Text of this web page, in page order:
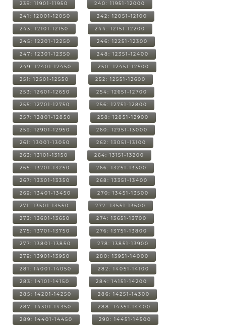
239: 11901-11950 240: 11951-12000
241: 12001-12050 242: 12051-12100
243: 12101-12150 244: 12151-12200
245: 12201-12250 246: 12251-12300
247: 12301-12350 248: 12351-12400
249: 12401-12450 250: 12451-12500
251: 12501-12550 252: 12551-12600
253: 12601-12650 254: 12651-12700
255: 12701-12750 256: 12751-12800
257: 12801-12850 258: 12851-12900
259: 12901-12950 260: 12951-13000
261: 13001-13050 262: 13051-13100
263: 13101-13150 264: 13151-13200
265: 13201-13250 266: 13251-13300
267: 13301-13350 268: 13351-13400
269: 13401-13450 270: 13451-13500
271: 13501-13550 272: 13551-13600
273: 13601-13650 274: 13651-13700
275: 13701-13750 276: 13751-13800
277: 13801-13850 278: 13851-13900
279: 13901-13950 280: 13951-14000
281: 14001-14050 282: 14051-14100
283: 14101-14150 284: 14151-14200
285: 14201-14250 286: 14251-14300
287: 14301-14350 288: 14351-14400
289: 14401-14450 290: 14451-14500